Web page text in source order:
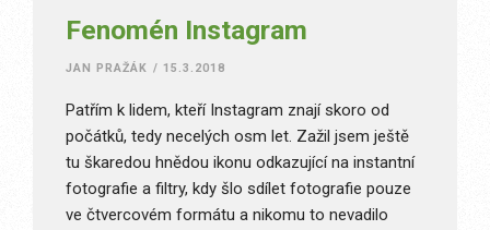
Fenomén Instagram
JAN PRAŽÁK / 15.3.2018
Patřím k lidem, kteří Instagram znají skoro od
počátků, tedy necelých osm let. Zažil jsem ještě
tu škaredou hnědou ikonu odkazující na instantní
fotografie a filtry, kdy šlo sdílet fotografie pouze
ve čtvercovém formátu a nikomu to nevadilo